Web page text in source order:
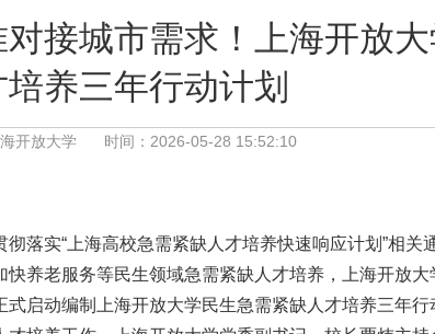
对接城市需求！上海开放
培养三年行动计划
开放大学 时间：2026-05-28 15:52:10
彻落实“上海高校急需紧缺人才培养快速响应计划”相
快养老服务等民生领域急需紧缺人才培养，上海开放
式启动编制上海开放大学民生急需紧缺人才培养三年